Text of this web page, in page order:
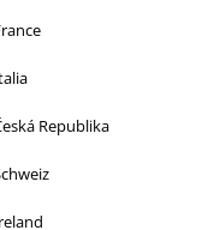
Republika